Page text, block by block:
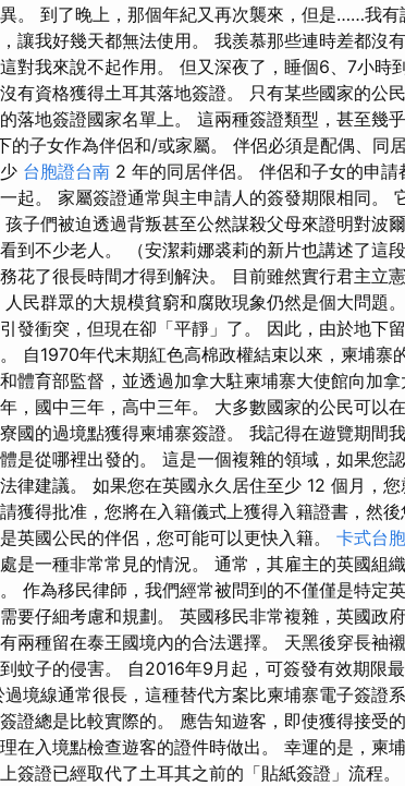
。 到了晚上，那個年紀又再次襲來，但是……我有
讓我好幾天都無法使用。 我羨慕那些連時差都沒
對我來說不起作用。 但又深夜了，睡個6、7小時
有資格獲得土耳其落地簽證。 只有某些國家的公
落地簽證國家名單上。 這兩種簽證類型，甚至幾
的子女作為伴侶和/或家屬。 伴侶必須是配偶、同
台胞證台南 2 年的同居伴侶。 伴侶和子女的申
起。 家屬簽證通常與主申請人的簽發期限相同。
子們被迫透過背叛甚至公然謀殺父母來證明對波
到不少老人。 （安潔莉娜裘莉的新片也講述了這
花了很長時間才得到解決。 目前雖然實行君主立
人民群眾的大規模貧窮和腐敗現象仍然是個大問題
發衝突，但現在卻「平靜」了。 因此，由於地下
自1970年代末期紅色高棉政權結束以來，柬埔寨
體育部監督，並透過加拿大駐柬埔寨大使館向加
，國中三年，高中三年。 大多數國家的公民可以
國的過境點獲得柬埔寨簽證。 我記得在遊覽期間
是從哪裡出發的。 這是一個複雜的領域，如果您
律建議。 如果您在英國永久居住至少 12 個月，您
獲得批准，您將在入籍儀式上獲得入籍證書，然
英國公民的伴侶，您可能可以更快入籍。 卡式台
是一種非常常見的情況。 通常，其雇主的英國組
作為移民律師，我們經常被問到的不僅僅是特定
要仔細考慮和規劃。 英國移民非常複雜，英國政
兩種留在泰王國境內的合法選擇。 天黑後穿長袖
蚊子的侵害。 自2016年9月起，可簽發有效期限
境線通常很長，這種替代方案比柬埔寨電子簽證
證總是比較實際的。 應告知遊客，即使獲得接受
在入境點檢查遊客的證件時做出。 幸運的是，柬
簽證已經取代了土耳其之前的「貼紙簽證」流程